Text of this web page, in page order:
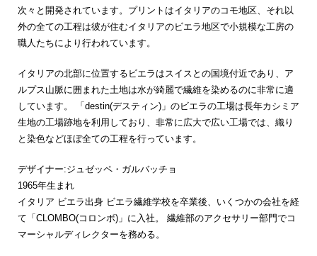
次々と開発されています。プリントはイタリアのコモ地区、それ以
外の全ての工程は彼が住むイタリアのビエラ地区で小規模な工房の
職人たちにより行われています。
イタリアの北部に位置するビエラはスイスとの国境付近であり、ア
ルプス山脈に囲まれた土地は水が綺麗で繊維を染めるのに非常に適
しています。 「destin(デスティン)」のビエラの工場は長年カシミア
生地の工場跡地を利用しており、非常に広大で広い工場では、織り
と染色などほぼ全ての工程を行っています。
デザイナー:ジュゼッペ・ガルバッチョ
1965年生まれ
イタリア ビエラ出身 ビエラ繊維学校を卒業後、いくつかの会社を経
て「CLOMBO(コロンボ)」に入社。 繊維部のアクセサリー部門でコ
マーシャルディレクターを務める。